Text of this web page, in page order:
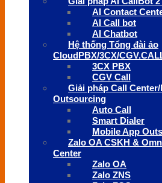
AI Contact
AI Call bot
AI Chatbot
Hệ thống Tổng đài ảo
CloudPBX/3CX/
3CX PBX
CGV Call
Giải pháp Call
Outsourcing
Auto Call
Smart Dialer
Mobile App
Zalo OA CSKH &
Center
Zalo OA
Zalo ZNS